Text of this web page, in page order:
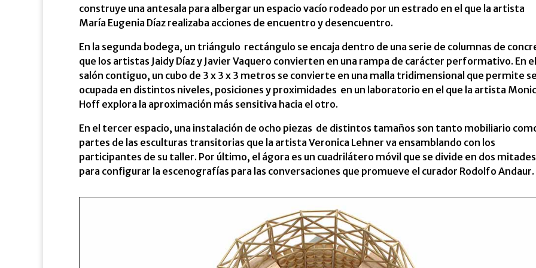
construye una antesala para albergar un espacio vacío rodeado por un estrado en el que la artista
María Eugenia Díaz realizaba acciones de encuentro y desencuentro.
En la segunda bodega, un triángulo rectángulo se encaja dentro de una serie de columnas de
que los artistas Jaidy Díaz y Javier Vaquero convierten en una rampa de carácter performativo. En el
salón contiguo, un cubo de 3 x 3 x 3 metros se convierte en una malla tridimensional que permite
ocupada en distintos niveles, posiciones y proximidades en un laboratorio en el que la artista
Hoff explora la aproximación más sensitiva hacia el otro.
En el tercer espacio, una instalación de ocho piezas de distintos tamaños son tanto mobiliario
partes de las esculturas transitorias que la artista Veronica Lehner va ensamblando con los
participantes de su taller. Por último, el ágora es un cuadrilátero móvil que se divide en dos mitades
para configurar la escenografías para las conversaciones que promueve el curador Rodolfo Andaur.